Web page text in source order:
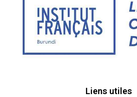
Liens utiles